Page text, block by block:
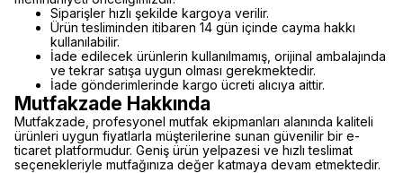
Siparişler hızlı şekilde kargoya verilir.
Ürün tesliminden itibaren 14 gün içinde cayma hakkı
kullanılabilir.
İade edilecek ürünlerin kullanılmamış, orijinal ambalajında
ve tekrar satışa uygun olması gerekmektedir.
İade gönderimlerinde kargo ücreti alıcıya aittir.
Mutfakzade Hakkında
Mutfakzade, profesyonel mutfak ekipmanları alanında kaliteli
ürünleri uygun fiyatlarla müşterilerine sunan güvenilir bir e-
ticaret platformudur. Geniş ürün yelpazesi ve hızlı teslimat
seçenekleriyle mutfağınıza değer katmaya devam etmektedir.